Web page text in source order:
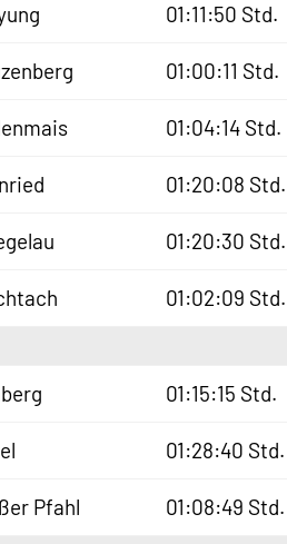
01:11:50 Std.
01:00:11 Std.
01:04:14 Std.
01:20:08 Std.
01:20:30 Std.
01:02:09 Std.
01:15:15 Std.
01:28:40 Std.
Pfahl 01:08:49 Std.